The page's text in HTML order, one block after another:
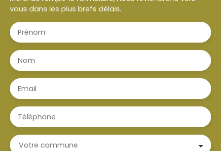
vous dans les plus brefs délais.
Prénom
Nom
Email
Téléphone
Votre commune